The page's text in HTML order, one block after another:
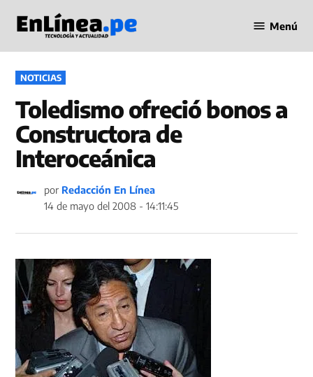
contenido
en Línea
Menú
PUBLICADO
EN
NOTICIAS
Toledismo ofreció bonos a
Constructora de
Interoceánica
por Redacción En Línea
14 de mayo del 2008 - 14:11:45